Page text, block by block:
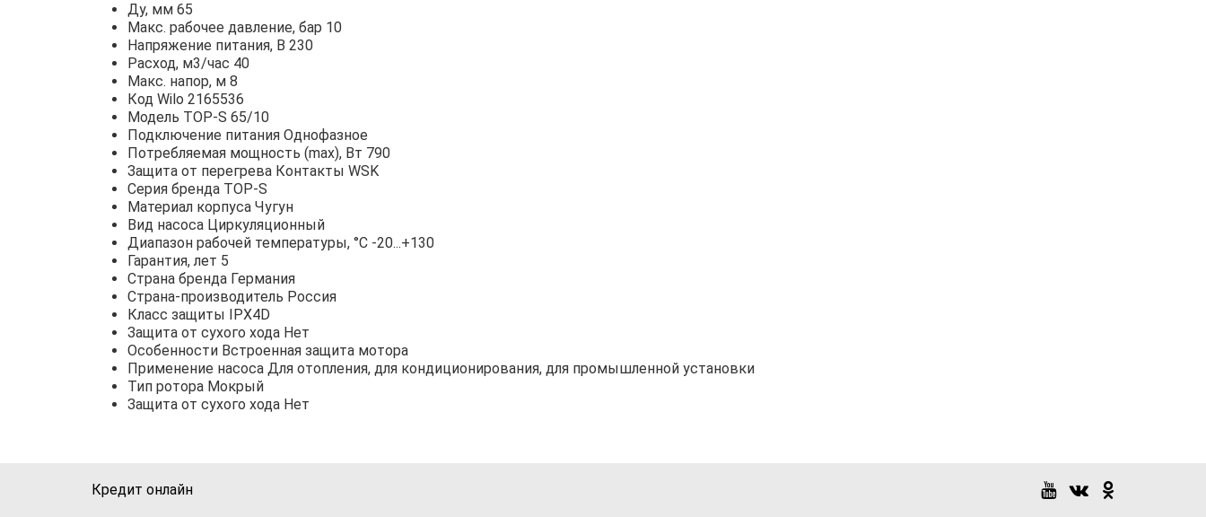
Ду, мм 65
Макс. рабочее давление, бар 10
Напряжение питания, В 230
Расход, м3/час 40
Макс. напор, м 8
Код Wilo 2165536
Модель TOP-S 65/10
Подключение питания Однофазное
Потребляемая мощность (max), Вт 790
Защита от перегрева Контакты WSK
Серия бренда TOP-S
Материал корпуса Чугун
Вид насоса Циркуляционный
Диапазон рабочей температуры, °С -20...+130
Гарантия, лет 5
Страна бренда Германия
Страна-производитель Россия
Класс защиты IPX4D
Защита от сухого хода Нет
Особенности Встроенная защита мотора
Применение насоса Для отопления, для кондиционирования, для промышленной установки
Тип ротора Мокрый
Защита от сухого хода Нет
Кредит онлайн